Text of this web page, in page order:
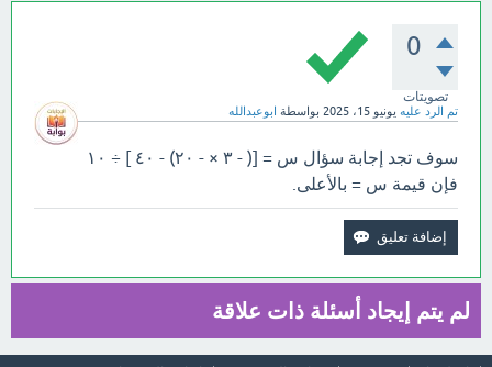
0
تصويتات
تم الرد عليه يونيو 15، 2025 بواسطة ابوعبدالله
سوف تجد إجابة سؤال س = [( - ٣ × - ٢٠) - ٤٠ ] ÷ ١٠
فإن قيمة س = بالأعلى.
لم يتم إيجاد أسئلة ذات علاقة